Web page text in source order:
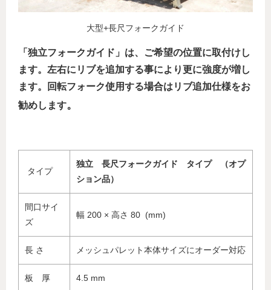
大型+長尺フォークガイド
「独立フォークガイド」は、ご希望の位置に取付けし
ます。左右にリブを追加する事により更に強度が増し
ます。回転フォーク使用する場合はリブ追加仕様をお
勧めします。
タイプ
独立 長尺フォークガイド タイプ （オプ
ション品）
間口サイ
ズ
幅 200 × 高さ 80 (mm)
長 さ メッシュパレット本体サイズにオーダー対応
板 厚 4.5 mm